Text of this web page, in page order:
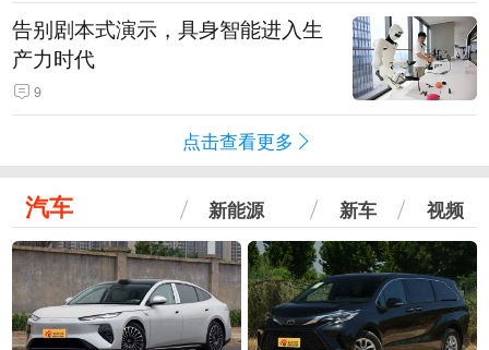
告别剧本式演示，具身智能进入生
产力时代
9
点击查看更多
汽车 新能源 新车 视频